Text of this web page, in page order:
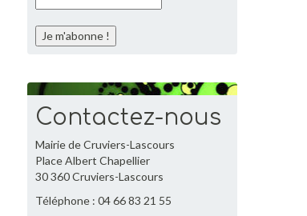
Contactez-nous
Mairie de Cruviers-Lascours
Place Albert Chapellier
30 360 Cruviers-Lascours
Téléphone : 04 66 83 21 55